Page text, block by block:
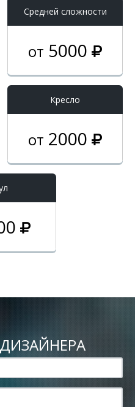
Средней сложности
от 5000
Кресло
от 2000